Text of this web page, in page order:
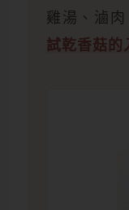
雞湯、滷肉
試乾香菇的